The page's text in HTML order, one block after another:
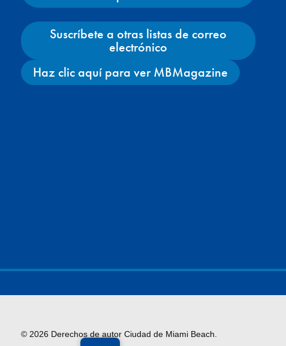
Suscríbete a otras listas de correo
electrónico
Haz clic aquí para ver MBMagazine
© 2026 Derechos de autor Ciudad de Miami Beach.